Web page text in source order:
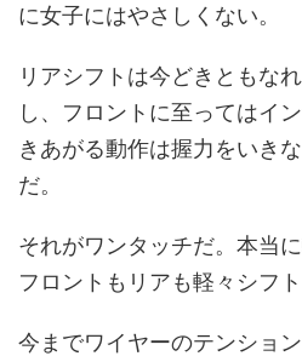
に女子にはやさしくない。
リアシフトは今どきともな
し、フロントに至ってはイ
きあがる動作は握力をいき
だ。
それがワンタッチだ。本当
フロントもリアも軽々シフト
今までワイヤーのテンショ